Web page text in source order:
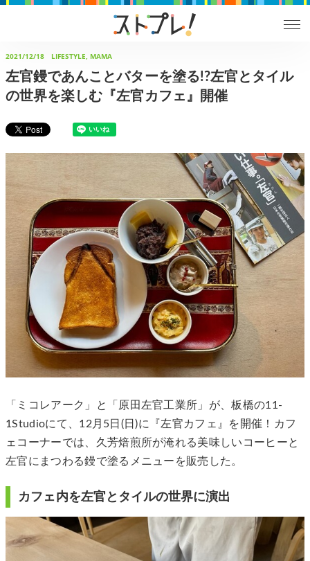
2021/12/18 LIFESTYLE, MAMA
左官鏝であんことバターを塗る!?左官とタイル
の世界を楽しむ『左官カフェ』開催
「ミコレアーク」と「原田左官工業所」が、板橋の11-
1Studioにて、12月5日(日)に『左官カフェ』を開催！カフ
ェコーナーでは、久芳焙煎所が淹れる美味しいコーヒーと
左官にまつわる鏝で塗るメニューを販売した。
カフェ内を左官とタイルの世界に演出